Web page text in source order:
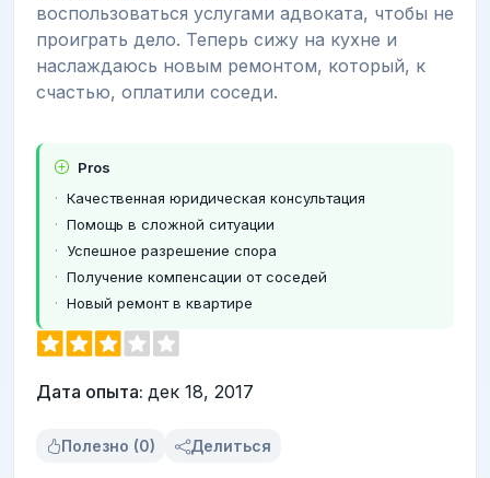
воспользоваться услугами адвоката, чтобы не
проиграть дело. Теперь сижу на кухне и
наслаждаюсь новым ремонтом, который, к
счастью, оплатили соседи.
Pros
Качественная юридическая консультация
Помощь в сложной ситуации
Успешное разрешение спора
Получение компенсации от соседей
Новый ремонт в квартире
Дата опыта: дек 18, 2017
Полезно (0) Делиться